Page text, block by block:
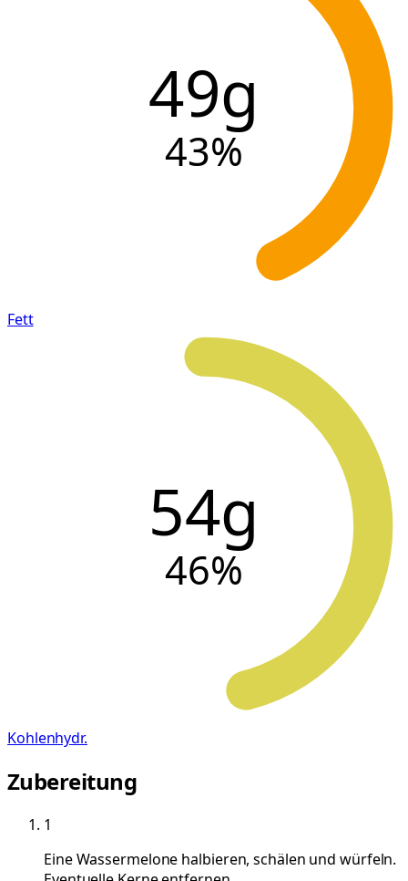
49g
43%
Fett
54g
46%
Kohlenhydr.
Zubereitung
1
Eine Wassermelone halbieren, schälen und würfeln.